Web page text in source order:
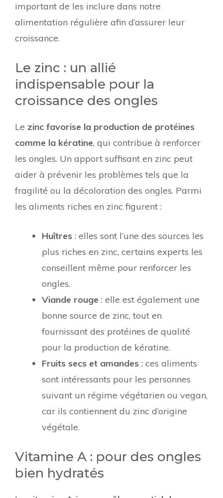
important de les inclure dans notre
alimentation régulière afin d’assurer leur
croissance.
Le zinc : un allié
indispensable pour la
croissance des ongles
Le zinc favorise la production de protéines
comme la kératine, qui contribue à renforcer
les ongles. Un apport suffisant en zinc peut
aider à prévenir les problèmes tels que la
fragilité ou la décoloration des ongles. Parmi
les aliments riches en zinc figurent :
Huîtres : elles sont l’une des sources les
plus riches en zinc, certains experts les
conseillent même pour renforcer les
ongles.
Viande rouge : elle est également une
bonne source de zinc, tout en
fournissant des protéines de qualité
pour la production de kératine.
Fruits secs et amandes : ces aliments
sont intéressants pour les personnes
suivant un régime végétarien ou vegan,
car ils contiennent du zinc d’origine
végétale.
Vitamine A : pour des ongles
bien hydratés